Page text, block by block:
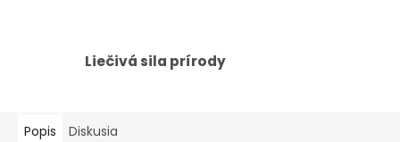
Liečivá sila prírody
Popis Diskusia